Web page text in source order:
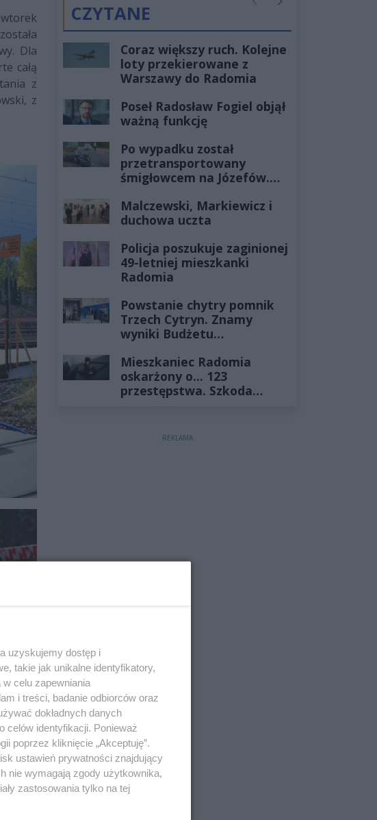
Dla
całą
z
z
CZYTANE
PoprzednieNastępne
Coraz większy ruch. Kolejne
loty przekierowane z
Warszawy do Radomia
Poseł Radosław Fogiel objął
ważną funkcję
Po wypadku został
przetransportowany
śmigłowcem na Józefów.
żyłach
Malczewski, Markiewicz i
duchowa uczta
Policja poszukuje zaginionej
49-letniej mieszkanki
Radomia
Powstanie chytry pomnik
Trzech Cytryn. Znamy
wyniki Budżetu
Mieszkaniec Radomia
oskarżony o... 123
przestępstwa. Szkoda
REKLAMA
uzyskujemy dostęp i
takie jak unikalne identyfikatory,
celu zapewniania
i treści, badanie odbiorców oraz
dokładnych danych
celów identyfikacji. Ponieważ
poprzez kliknięcie „Akceptuję”.
ustawień prywatności znajdujący
nie wymagają zgody użytkownika,
zastosowania tylko na tej